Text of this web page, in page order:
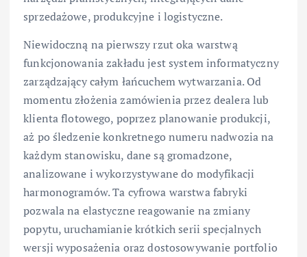
sprzedażowe, produkcyjne i logistyczne.
Niewidoczną na pierwszy rzut oka warstwą
funkcjonowania zakładu jest system informatyczny
zarządzający całym łańcuchem wytwarzania. Od
momentu złożenia zamówienia przez dealera lub
klienta flotowego, poprzez planowanie produkcji,
aż po śledzenie konkretnego numeru nadwozia na
każdym stanowisku, dane są gromadzone,
analizowane i wykorzystywane do modyfikacji
harmonogramów. Ta cyfrowa warstwa fabryki
pozwala na elastyczne reagowanie na zmiany
popytu, uruchamianie krótkich serii specjalnych
wersji wyposażenia oraz dostosowywanie portfolio